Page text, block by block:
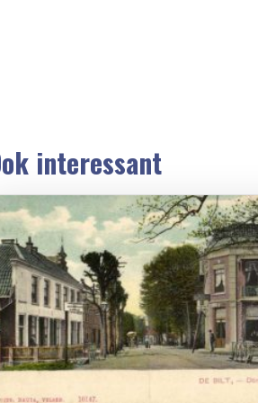
interessant